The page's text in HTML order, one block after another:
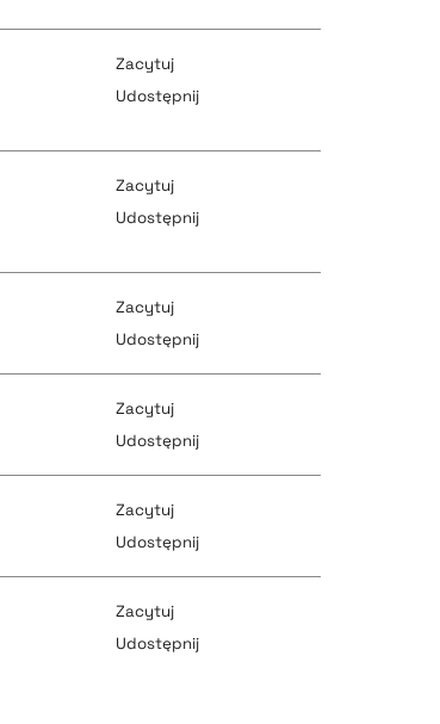
pobierz cytat
pobierz cytat
pobierz cytat
Zacytuj
Udostępnij
pobierz cytat
Zacytuj
Udostępnij
pobierz cytat
pobierz cytat
Zacytuj
Udostępnij
pobierz cytat
pobierz cytat
Zacytuj
Udostępnij
pobierz cytat
Zacytuj
Udostępnij
Zacytuj
Udostępnij